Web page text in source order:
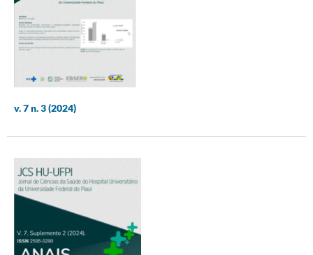
v. 7 n. 3 (2024)